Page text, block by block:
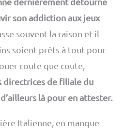
son addiction aux jeux
souvent la raison et il
soient prêts à tout pour
coute que coute,
directrices de filiale du
là pour en attester.
Italienne, en manque